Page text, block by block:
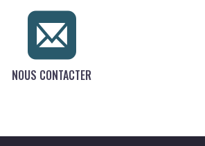
NOUS CONTACTER